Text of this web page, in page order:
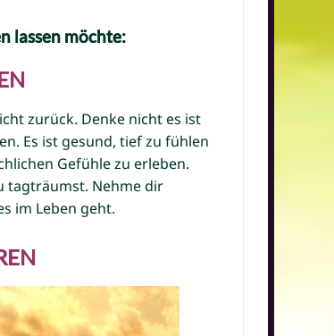
lassen möchte:
zurück. Denke nicht es ist
Es ist gesund, tief zu fühlen
Gefühle zu erleben.
tagträumst. Nehme dir
im Leben geht.